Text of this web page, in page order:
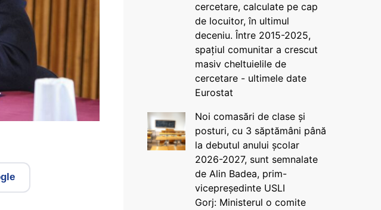
cercetare, calculate pe cap
de locuitor, în ultimul
deceniu. Între 2015-2025,
spațiul comunitar a crescut
masiv cheltuielile de
cercetare - ultimele date
Eurostat
Noi comasări de clase și
posturi, cu 3 săptămâni până
la debutul anului școlar
2026-2027, sunt semnalate
de Alin Badea, prim-
vicepreședinte USLI
Gorj: Ministerul o comite